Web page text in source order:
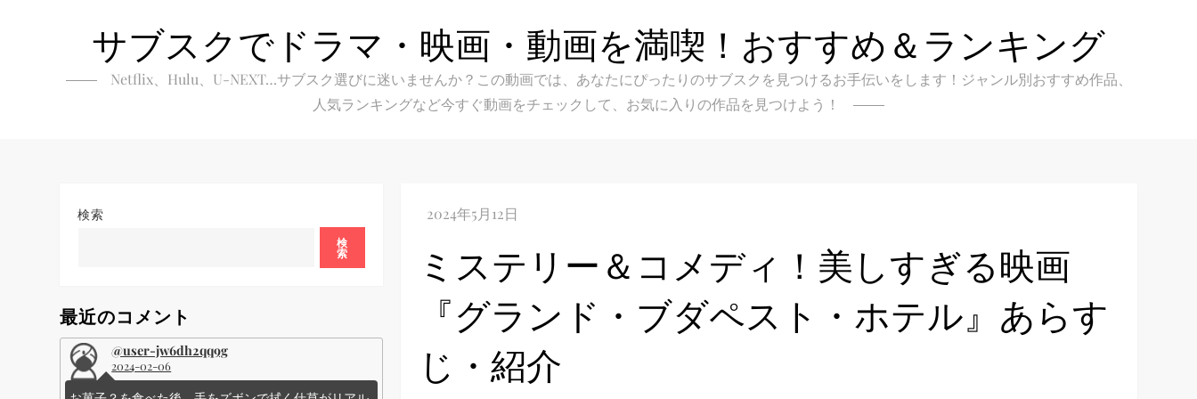
サブスクでドラマ・映画・動画を満喫！おすすめ＆ランキング
Netflix、Hulu、U-NEXT…サブスク選びに迷いませんか？この動画では、あなたにぴったりのサブスクを見つけるお手伝いをします！ジャンル別おすすめ作品、
人気ランキングなど今すぐ動画をチェックして、お気に入りの作品を見つけよう！
ミステリー＆コメディ！美しすぎる映画
『グランド・ブダペスト・ホテル』あらす
じ・紹介
検索
検
索
最近のコメント
@user-jw6dh2qq9g
2024-02-06